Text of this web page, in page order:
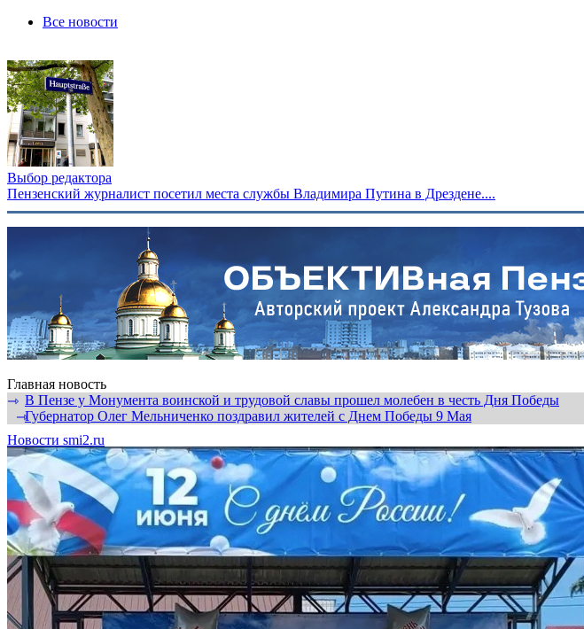
Все новости
Выбор редактора
Пензенский журналист посетил места службы Владимира Путина в Дрездене....
Главная новость
⇾ В Пензе у Монумента воинской и трудовой славы прошел молебен в честь Дня Победы
⇾Губернатор Олег Мельниченко поздравил жителей с Днем Победы 9 Мая
Новости smi2.ru